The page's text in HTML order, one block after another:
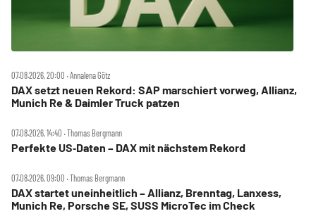
07.08.2026, 20:00 ‧ Annalena Götz
DAX setzt neuen Rekord: SAP marschiert vorweg, Allianz,
Munich Re & Daimler Truck patzen
07.08.2026, 14:40 ‧ Thomas Bergmann
Perfekte US‑Daten – DAX mit nächstem Rekord
07.08.2026, 09:00 ‧ Thomas Bergmann
DAX startet uneinheitlich – Allianz, Brenntag, Lanxess,
Munich Re, Porsche SE, SUSS MicroTec im Check